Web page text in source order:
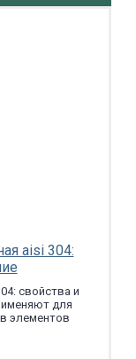
aisi 304:
свойства и
для
элементов